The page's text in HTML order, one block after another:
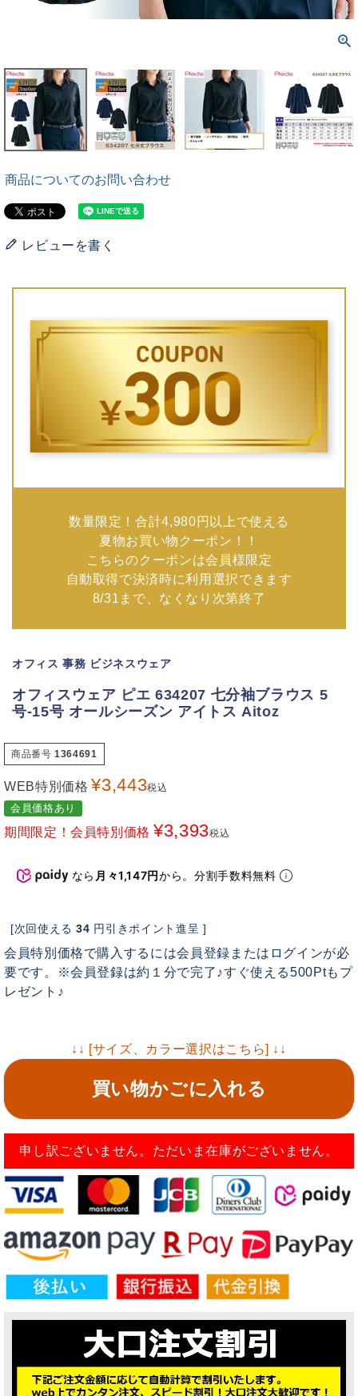
商品についてのお問い合わせ
レビューを書く
数量限定！合計4,980円以上で使える
夏物お買い物クーポン！！
こちらのクーポンは会員様限定
自動取得で決済時に利用選択できます
8/31まで、なくなり次第終了
オフィス 事務 ビジネスウェア
オフィスウェア ピエ 634207 七分袖ブラウス 5
号-15号 オールシーズン アイトス Aitoz
商品番号 1364691
WEB特別価格 ¥3,443税込
会員価格あり
期間限定！会員特別価格 ¥3,393税込
なら 月々1,147円から。分割手数料無料
[次回使える 34 円引きポイント進呈 ]
会員特別価格で購入するには会員登録またはログインが必
要です。※会員登録は約１分で完了♪すぐ使える500Ptもプ
レゼント♪
↓↓ [サイズ、カラー選択はこちら] ↓↓
買い物かごに入れる
申し訳ございません。ただいま在庫がございません。